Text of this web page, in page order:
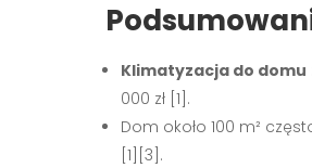
Klimatyzacja do domu
000 zł [1].
Dom około 100 m²
[1][3].